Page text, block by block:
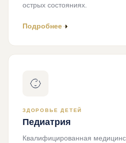
острых состояниях.
Подробнее
ЗДОРОВЬЕ ДЕТЕЙ
Педиатрия
Квалифицированная